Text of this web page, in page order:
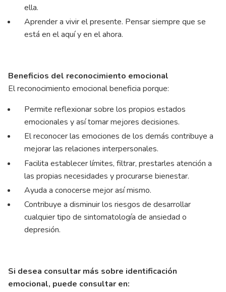
ella.
Aprender a vivir el presente. Pensar siempre que se
está en el aquí y en el ahora.
Beneficios del reconocimiento emocional
El reconocimiento emocional beneficia porque:
Permite reflexionar sobre los propios estados
emocionales y así tomar mejores decisiones.
El reconocer las emociones de los demás contribuye a
mejorar las relaciones interpersonales.
Facilita establecer límites, filtrar, prestarles atención a
las propias necesidades y procurarse bienestar.
Ayuda a conocerse mejor así mismo.
Contribuye a disminuir los riesgos de desarrollar
cualquier tipo de sintomatología de ansiedad o
depresión.
Si desea consultar más sobre identificación
emocional, puede consultar en: